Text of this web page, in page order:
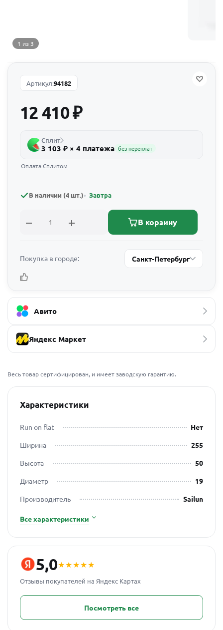
1 из 3
Артикул:94182
12 410₽
Сплит
3 103 ₽ × 4 платежа без переплат
Оплата Сплитом
В наличии (4 шт.) Завтра
В корзину
Покупка в городе: Санкт-Петербург
Авито
Яндекс Маркет
Весь товар сертифицирован, и имеет заводскую гарантию.
Характеристики
Run on flat
Нет
Ширина
255
Высота
50
Диаметр
19
Производитель
Sailun
Все характеристики
5,0★★★★★
Отзывы покупателей на Яндекс Картах
Посмотреть все